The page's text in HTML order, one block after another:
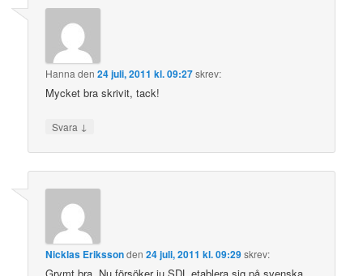
Hanna den24 juli, 2011 kl. 09:27skrev:
Mycket bra skrivit, tack!
Svara ↓
Nicklas Erikssonden24 juli, 2011 kl. 09:29skrev:
Grymt bra. Nu försöker ju SDL etablera sig på svenska